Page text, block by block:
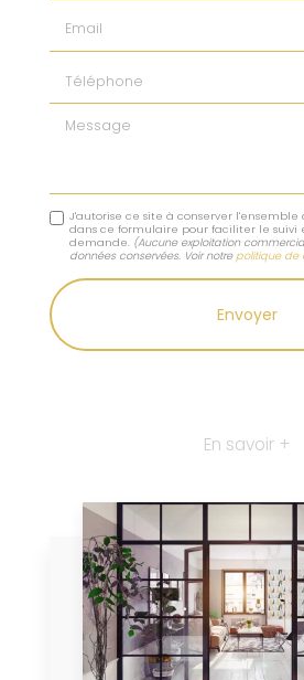
Message
J'autorise ce site à conserver l'ensemble
dans ce formulaire pour faciliter le
demande. (Aucune exploitation
données conservées. Voir notre politique de
En savoir +